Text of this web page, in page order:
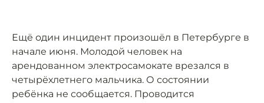
Ещё один инцидент произошёл в Петербурге в
начале июня. Молодой человек на
арендованном электросамокате врезался в
четырёхлетнего мальчика. О состоянии
ребёнка не сообщается. Проводится